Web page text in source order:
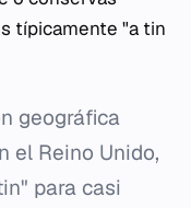
típicamente "a tin
geográfica
el Reino Unido,
para casi